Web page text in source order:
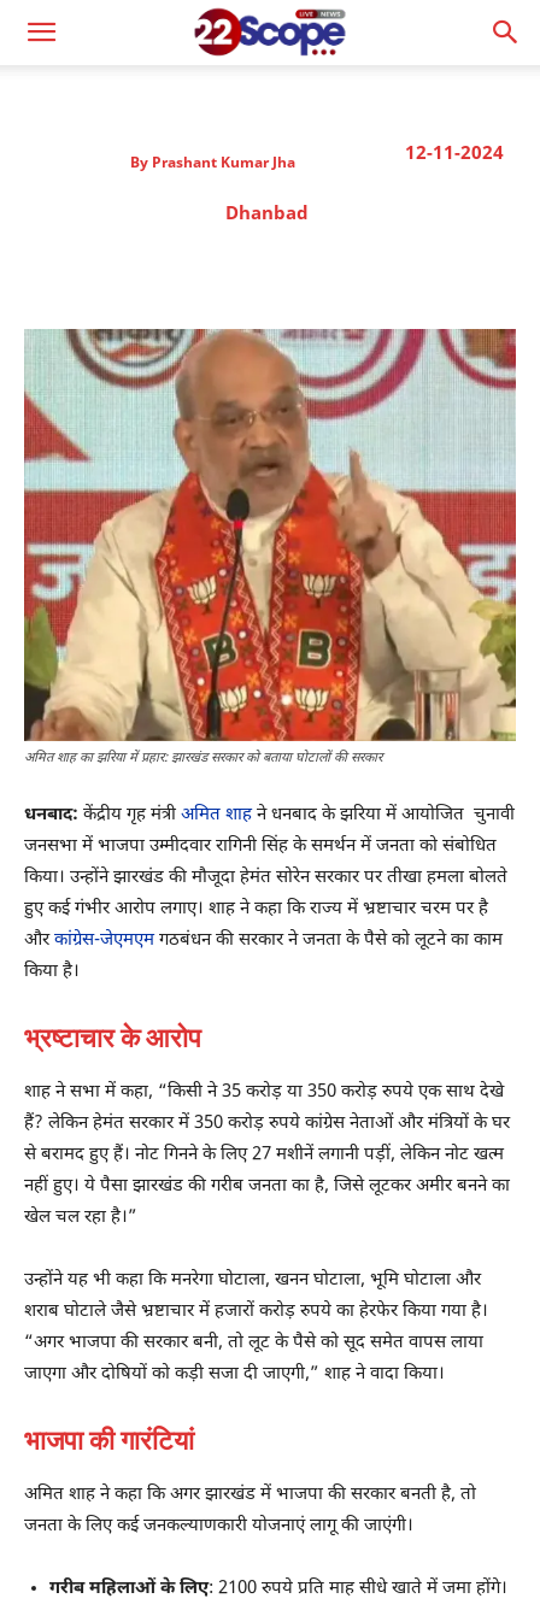
12-11-2024
By Prashant Kumar Jha
Dhanbad
अमित शाह का झरिया में प्रहार: झारखंड सरकार को बताया घोटालों की सरकार
धनबाद: केंद्रीय गृह मंत्री अमित शाहने धनबाद के झरिया में आयोजित चुनावी
जनसभा में भाजपा उम्मीदवार रागिनी सिंह के समर्थन में जनता को संबोधित
किया। उन्होंने झारखंड की मौजूदा हेमंत सोरेन सरकार पर तीखा हमला बोलते
हुए कई गंभीर आरोप लगाए। शाह ने कहा कि राज्य में भ्रष्टाचार चरम पर है
औरकांग्रेस-जेएमएमगठबंधन की सरकार ने जनता के पैसे को लूटने का काम
किया है।
भ्रष्टाचार के आरोप
शाह ने सभा में कहा, “किसी ने 35 करोड़ या 350 करोड़ रुपये एक साथ देखे
हैं? लेकिन हेमंत सरकार में 350 करोड़ रुपये कांग्रेस नेताओं और मंत्रियों के घर
से बरामद हुए हैं। नोट गिनने के लिए 27 मशीनें लगानी पड़ीं, लेकिन नोट खत्म
नहीं हुए। ये पैसा झारखंड की गरीब जनता का है, जिसे लूटकर अमीर बनने का
खेल चल रहा है।”
उन्होंने यह भी कहा कि मनरेगा घोटाला, खनन घोटाला, भूमि घोटाला और
शराब घोटाले जैसे भ्रष्टाचार में हजारों करोड़ रुपये का हेरफेर किया गया है।
“अगर भाजपा की सरकार बनी, तो लूट के पैसे को सूद समेत वापस लाया
जाएगा और दोषियों को कड़ी सजा दी जाएगी,” शाह ने वादा किया।
भाजपा की गारंटियां
अमित शाह ने कहा कि अगर झारखंड में भाजपा की सरकार बनती है, तो
जनता के लिए कई जनकल्याणकारी योजनाएं लागू की जाएंगी।
गरीब महिलाओं के लिए: 2100 रुपये प्रति माह सीधे खाते में जमा होंगे।